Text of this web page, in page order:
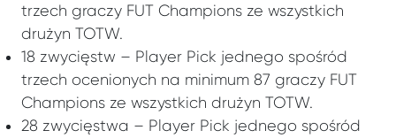
trzech graczy FUT Champions ze wszystkich
drużyn TOTW.
18 zwycięstw – Player Pick jednego spośród
trzech ocenionych na minimum 87 graczy FUT
Champions ze wszystkich drużyn TOTW.
28 zwycięstwa – Player Pick jednego spośród